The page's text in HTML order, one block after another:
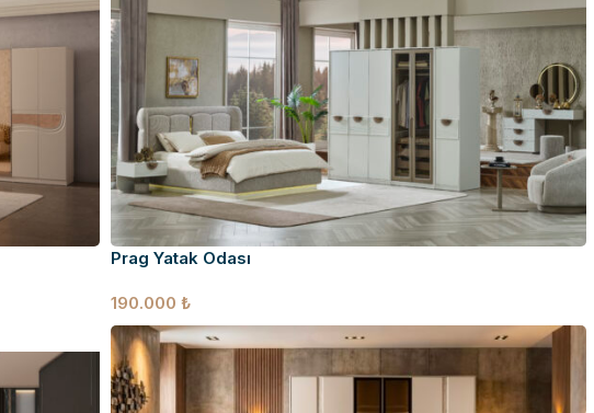
Prag Yatak Odası
190.000 ₺